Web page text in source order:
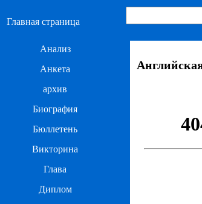
Главная страница
Анализ
Анкета
архив
Биография
Бюллетень
Викторина
Глава
Диплом